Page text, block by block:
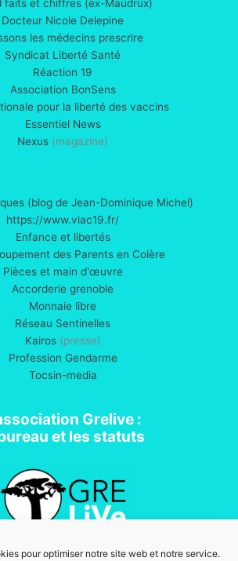
pour optimiser notre site web et notre service.
faits et chiffres (ex-Maudrux)
Docteur Nicole Delepine
les médecins prescrire
Syndicat Liberté Santé
Réaction 19
Association BonSens
pour la liberté des vaccins
Essentiel News
Nexus (magazine)
(blog de Jean-Dominique Michel)
https://www.viac19.fr/
Enfance et libertés
des Parents en Colère
Pièces et main d'œuvre
Accorderie grenoble
Monnaie libre
Réseau Sentinelles
Kairos(presse)
Profession Gendarme
Tocsin-media
Grelive :
et les statuts